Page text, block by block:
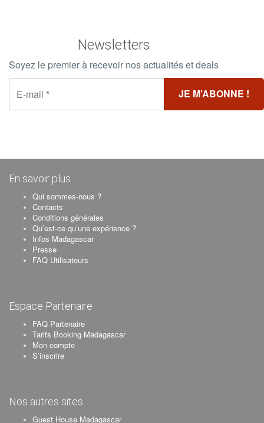
Newsletters
Soyez le premier à recevoir nos actualités et deals
En savoir plus
Qui sommes-nous ?
Contacts
Conditions générales
Qu’est-ce qu’une expérience ?
Infos Madagascar
Presse
FAQ Utilisateurs
Espace Partenaire
FAQ Partenaire
Tarifs Booking Madagascar
Mon compte
S’inscrire
Nos autres sites
Guest House Madagascar